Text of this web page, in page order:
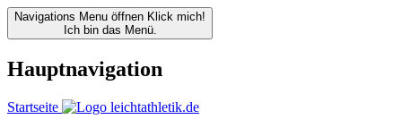
Navigations Menu öffnen Klick mich!
Ich bin das Menü.
Hauptnavigation
Startseite